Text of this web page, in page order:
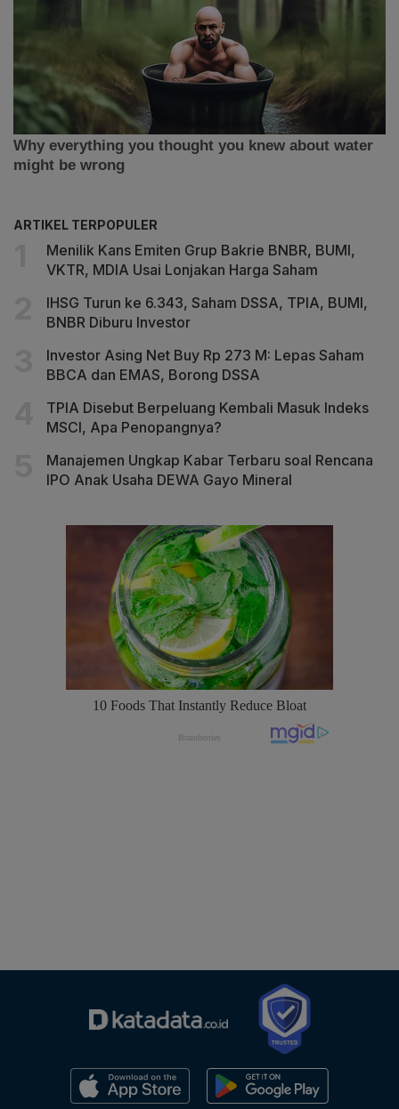
ARTIKEL TERPOPULER
Menilik Kans Emiten Grup Bakrie BNBR, BUMI,
VKTR, MDIA Usai Lonjakan Harga Saham
IHSG Turun ke 6.343, Saham DSSA, TPIA, BUMI,
BNBR Diburu Investor
Investor Asing Net Buy Rp 273 M: Lepas Saham
BBCA dan EMAS, Borong DSSA
TPIA Disebut Berpeluang Kembali Masuk Indeks
MSCI, Apa Penopangnya?
Manajemen Ungkap Kabar Terbaru soal Rencana
IPO Anak Usaha DEWA Gayo Mineral